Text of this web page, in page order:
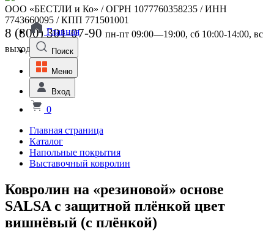
ООО «БЕСТЛИ и Ко» / ОГРН 1077760358235 / ИНН
7743660095 / КПП 771501001
8 (800) 301-07-90 пн-пт 09:00—19:00, сб 10:00-14:00, вс
выходной
Главная
Поиск
Меню
Вход
0
Главная страница
Каталог
Напольные покрытия
Выставочный ковролин
Ковролин на «резиновой» основе
SALSA с защитной плёнкой цвет
вишнёвый (с плёнкой)